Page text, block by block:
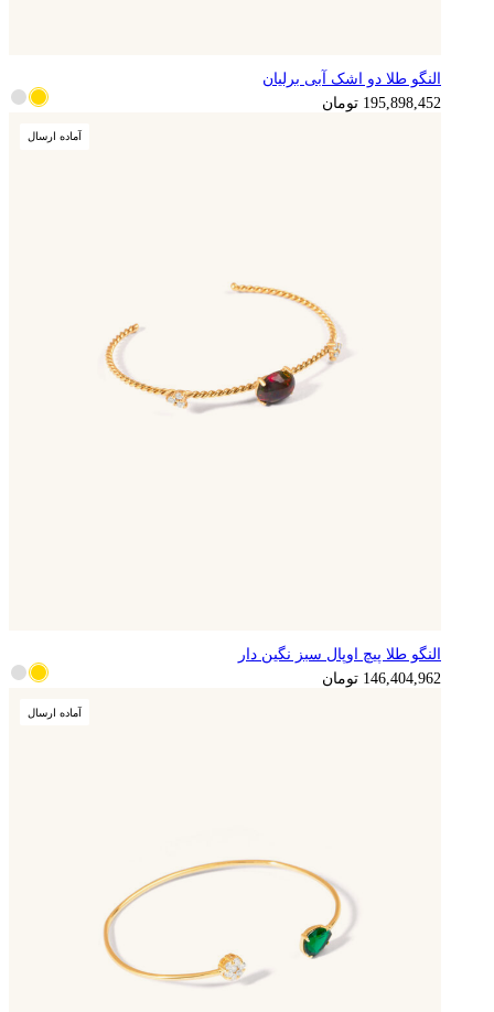
النگو طلا دو اشک آبی برلیان
195,898,452 تومان
آماده ارسال
النگو طلا پیچ اوپال سبز نگین دار
146,404,962 تومان
آماده ارسال